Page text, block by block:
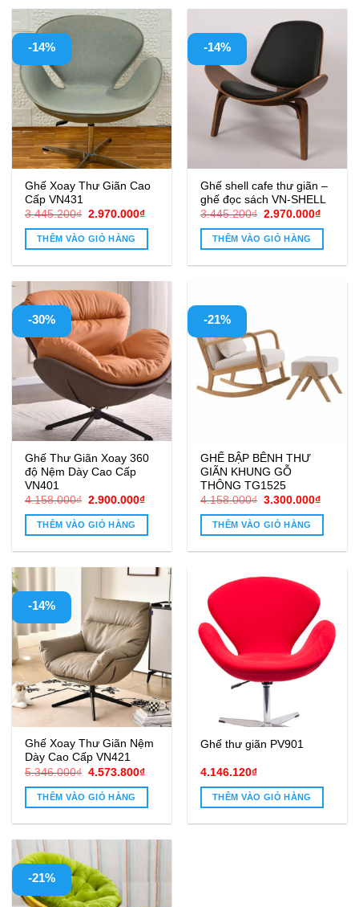
-14%
Ghế Xoay Thư Giãn Cao
Cấp VN431
3.445.200₫ Giá
là:
3.445.200₫.
2.970.000₫Giá
THÊM VÀO GIỎ HÀNG
-14%
Ghế shell cafe thư giãn –
ghế đọc sách VN-SHELL
3.445.200₫ Giá
là:
3.445.200₫.
2.970.000₫Giá
THÊM VÀO GIỎ HÀNG
-30%
Ghế Thư Giãn Xoay 360
độ Nệm Dày Cao Cấp
VN401
4.158.000₫ Giá
là:
4.158.000₫.
2.900.000₫Giá
THÊM VÀO GIỎ HÀNG
-21%
GHẾ BẬP BÊNH THƯ
GIÃN KHUNG GỖ
THÔNG TG1525
4.158.000₫ Giá
là:
4.158.000₫.
3.300.000₫Giá
THÊM VÀO GIỎ HÀNG
-14%
Ghế Xoay Thư Giãn Nệm
Dày Cao Cấp VN421
5.346.000₫ Giá
là:
5.346.000₫.
4.573.800₫Giá
tại
THÊM VÀO GIỎ HÀNG
Ghế thư giãn PV901
4.146.120₫
THÊM VÀO GIỎ HÀNG
-21%